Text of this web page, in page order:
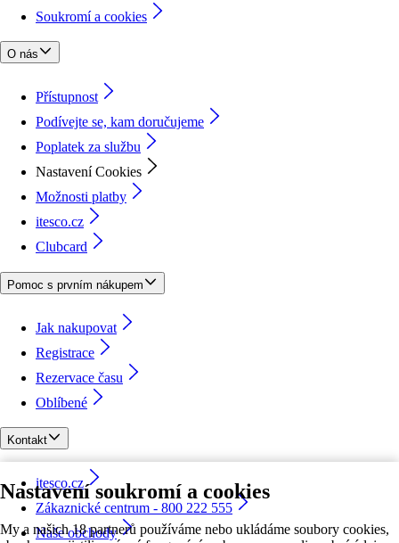
Nastavení soukromí a cookies
My a našich 18 partnerů používáme nebo ukládáme soubory cookies,
Soukromí a cookies
O nás
Přístupnost
Podívejte se, kam doručujeme
Poplatek za službu
Nastavení Cookies
Možnosti platby
itesco.cz
Clubcard
Pomoc s prvním nákupem
Jak nakupovat
Registrace
Rezervace času
Oblíbené
Kontakt
itesco.cz
Zákaznické centrum - 800 222 555
Naše obchody